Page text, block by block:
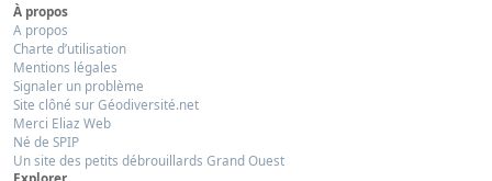
À propos
A propos
Charte d’utilisation
Mentions légales
Signaler un problème
Site clôné sur Géodiversité.net
Merci Eliaz Web
Né de SPIP
Un site des petits débrouillards Grand Ouest